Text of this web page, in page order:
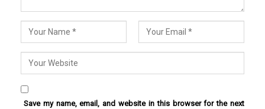
Save my name, email, and website in this browser for the next